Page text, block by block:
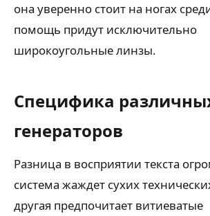
она уверенно стоит на ногах
помощь придут исключительно
широкоугольные линзы.
Специфика
генераторов
Разница в восприятии текста
система жаждет сухих
другая предпочитает витиеватые